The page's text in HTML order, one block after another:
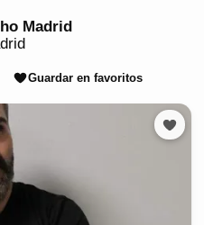
Madrid
Guardar en favoritos